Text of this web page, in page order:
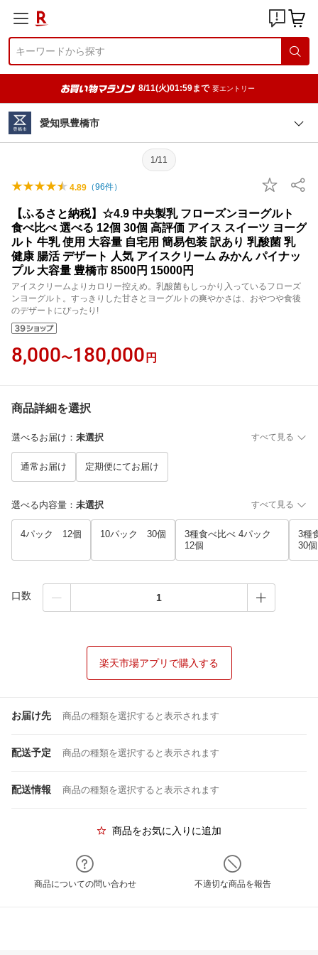
8/11(火)01:59まで 要エントリー
愛知県豊橋市
1/11
4.89 （96件）
【ふるさと納税】☆4.9 中央製乳 フローズンヨーグルト
食べ比べ 選べる 12個 30個 高評価 アイス スイーツ ヨーグ
ルト 牛乳 使用 大容量 自宅用 簡易包装 訳あり 乳酸菌 乳
健康 腸活 デザート 人気 アイスクリーム みかん パイナッ
プル 大容量 豊橋市 8500円 15000円
アイスクリームよりカロリー控えめ。乳酸菌もしっかり入っているフローズ
ンヨーグルト。すっきりした甘さとヨーグルトの爽やかさは、おやつや食後
のデザートにぴったり!
8,000〜180,000 円
商品詳細を選択
選べるお届け ： 未選択 すべて見る
通常お届け 定期便にてお届け
選べる内容量 ： 未選択 すべて見る
4パック 12個 10パック 30個
3種食べ比べ 4パック
12個
3種
30個
口数
楽天市場アプリで購入する
お届け先 商品の種類を選択すると表示されます
配送予定 商品の種類を選択すると表示されます
配送情報 商品の種類を選択すると表示されます
商品をお気に入りに追加
商品についての問い合わせ 不適切な商品を報告